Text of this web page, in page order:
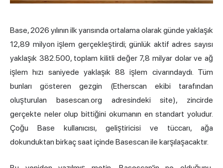
Base, 2026 yılının ilk yarısında ortalama olarak günde yaklaşık
12,89 milyon işlem gerçekleştirdi; günlük aktif adres sayısı
yaklaşık 382.500, toplam kilitli değer 7,8 milyar dolar ve ağ
işlem hızı saniyede yaklaşık 88 işlem civarındaydı. Tüm
bunları gösteren gezgin (Etherscan ekibi tarafından
oluşturulan basescan.org adresindeki site), zincirde
gerçekte neler olup bittiğini okumanın en standart yoludur.
Çoğu Base kullanıcısı, geliştiricisi ve tüccarı, ağa
dokunduktan birkaç saat içinde Basescan ile karşılaşacaktır.